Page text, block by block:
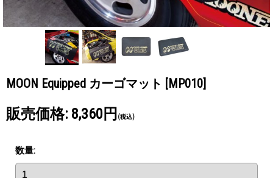
MOON Equipped カーゴマット [MP010]
販売価格: 8,360円 (税込)
数量: